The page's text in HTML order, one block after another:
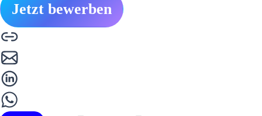
Jetzt bewerben